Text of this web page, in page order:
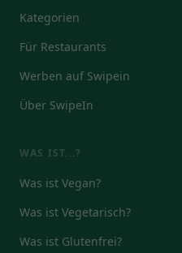
Kategorien
Für Restaurants
Werben auf Swipein
Über SwipeIn
WAS IST...?
Was ist Vegan?
Was ist Vegetarisch?
Was ist Glutenfrei?